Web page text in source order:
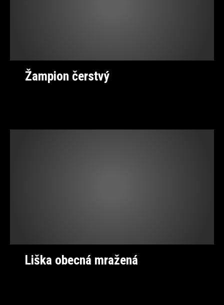
Žampion čerstvý
Liška obecná mražená